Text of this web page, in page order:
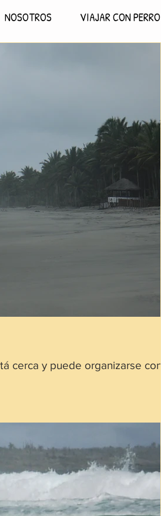
NOSOTROS VIAJAR CON PERRO
cerca y puede organizarse con